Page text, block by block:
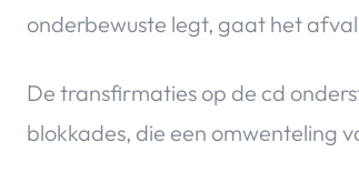
onderbewuste legt, gaat het
De transfirmaties op de cd
blokkades, die een omwenteling